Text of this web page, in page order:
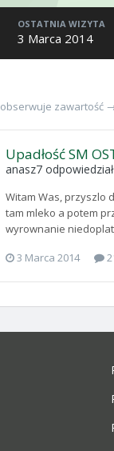
OSTATNIA WIZYTA
3 Marca 2014
obserwuje zawartość
Upadłość SM
anasz7 odpowiedział
Witam Was, przyszlo
tam mleko a potem
wyrownanie
3 Marca 2014